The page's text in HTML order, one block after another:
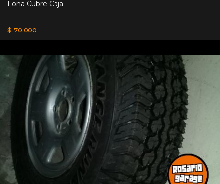
Lona Cubre Caja
$ 70.000